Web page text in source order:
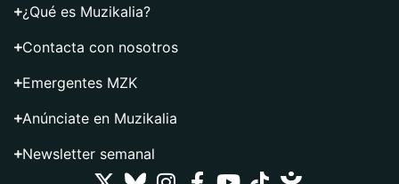
¿Qué es Muzikalia?
Contacta con nosotros
Emergentes MZK
Anúnciate en Muzikalia
Newsletter semanal